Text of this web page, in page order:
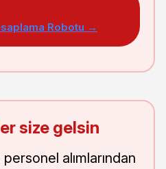
Robotu →
size gelsin
alımlarından